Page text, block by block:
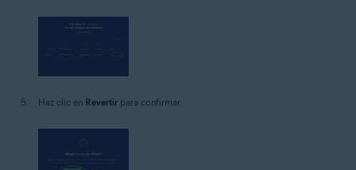
Haz clic en Revertir para confirmar.